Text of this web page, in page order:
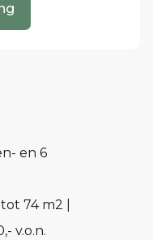
en 6
74 m2 |
v.o.n.